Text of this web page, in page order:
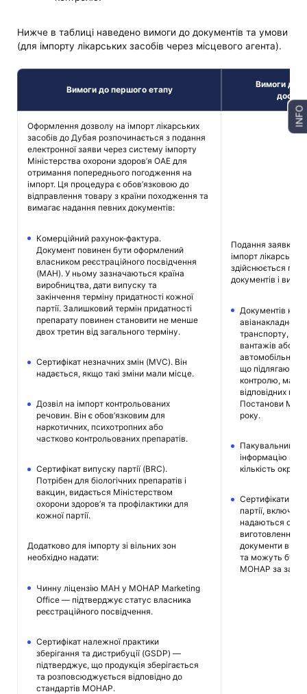
Нижче в таблиці наведено вимоги до документів та умови
(для імпорту лікарських засобів через місцевого агента).
Вимоги до першого етапу
Вимоги до
Оформлення дозволу на імпорт лікарських
засобів до Дубая розпочинається з подання
електронної заяви через систему імпорту
Міністерства охорони здоров’я ОАЕ для
отримання попереднього погодження на
імпорт. Ця процедура є обов’язковою до
відправлення товару з країни походження та
вимагає надання певних документів:
Комерційний рахунок-фактура.
Документ повинен бути оформлений
власником реєстраційного посвідчення
(MAH). У ньому зазначаються країна
виробництва, дати випуску та
закінчення терміну придатності кожної
партії. Залишковий термін придатності
препарату повинен становити не менше
двох третин від загального терміну.
Сертифікат незначних змін (MVC). Він
надається, якщо такі зміни мали місце.
Дозвіл на імпорт контрольованих
речовин. Він є обов’язковим для
наркотичних, психотропних або
частково контрольованих препаратів.
Сертифікат випуску партії (BRC).
Потрібен для біологічних препаратів і
вакцин, видається Міністерством
охорони здоров’я та профілактики для
кожної партії.
Додатково для імпорту зі вільних зон
необхідно надати:
Чинну ліцензію MAH у MOHAP Marketing
Office — підтверджує статус власника
реєстраційного посвідчення.
Сертифікат належної практики
зберігання та дистрибуції (GSDP) —
підтверджує, що продукція зберігається
та розповсюджується відповідно до
стандартів MOHAP.
Подання заявки
імпорт
здійснюється
документів і
Документів на
авіанакладної
транспорту,
вантажів або
автомобільних
що підлягають
контролю,
відповідних
Постанови
року.
Пакувальний
інформацію про
кількість
Сертифікати
партії,
надаються
виготовлення
документи
та можуть бути
MOHAP за
INFO